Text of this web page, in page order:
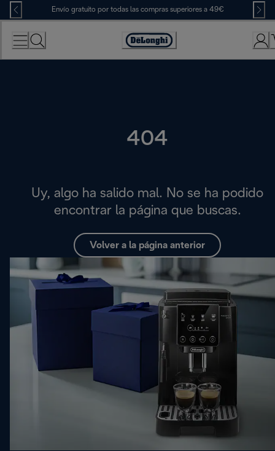
Skip
to
Content
Envío gratuito por todas las compras superiores a 49€
Accessibility
Statement
404
Uy, algo ha salido mal. No se ha podido
encontrar la página que buscas.
Volver a la página anterior